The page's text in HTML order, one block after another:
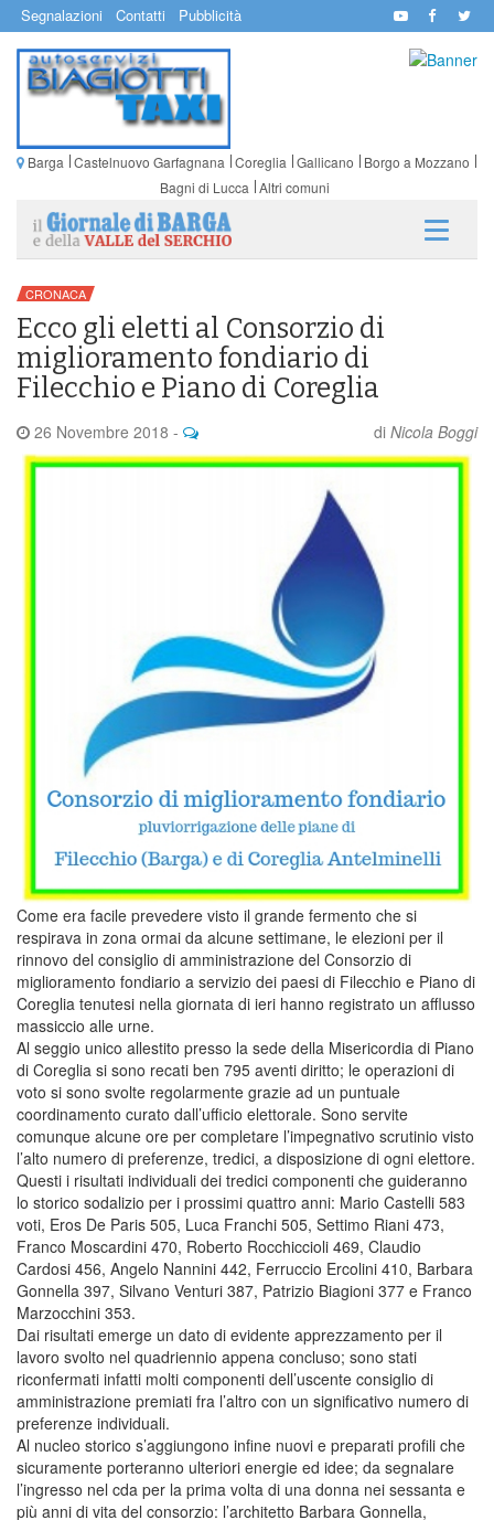
Segnalazioni Contatti Pubblicità
Barga Castelnuovo Garfagnana Coreglia Gallicano
Borgo a Mozzano
Bagni di Lucca Altri comuni
CRONACA
Ecco gli eletti al Consorzio di
miglioramento fondiario di
Filecchio e Piano di Coreglia
26 Novembre 2018 - di Nicola Boggi
Come era facile prevedere visto il grande fermento che si
respirava in zona ormai da alcune settimane, le elezioni per il
rinnovo del consiglio di amministrazione del Consorzio di
miglioramento fondiario a servizio dei paesi di Filecchio e Piano di
Coreglia tenutesi nella giornata di ieri hanno registrato un afflusso
massiccio alle urne.
Al seggio unico allestito presso la sede della Misericordia di Piano
di Coreglia si sono recati ben 795 aventi diritto; le operazioni di
voto si sono svolte regolarmente grazie ad un puntuale
coordinamento curato dall’ufficio elettorale. Sono servite
comunque alcune ore per completare l’impegnativo scrutinio visto
l’alto numero di preferenze, tredici, a disposizione di ogni elettore.
Questi i risultati individuali dei tredici componenti che guideranno
lo storico sodalizio per i prossimi quattro anni: Mario Castelli 583
voti, Eros De Paris 505, Luca Franchi 505, Settimo Riani 473,
Franco Moscardini 470, Roberto Rocchiccioli 469, Claudio
Cardosi 456, Angelo Nannini 442, Ferruccio Ercolini 410, Barbara
Gonnella 397, Silvano Venturi 387, Patrizio Biagioni 377 e Franco
Marzocchini 353.
Dai risultati emerge un dato di evidente apprezzamento per il
lavoro svolto nel quadriennio appena concluso; sono stati
riconfermati infatti molti componenti dell’uscente consiglio di
amministrazione premiati fra l’altro con un significativo numero di
preferenze individuali.
Al nucleo storico s’aggiungono infine nuovi e preparati profili che
sicuramente porteranno ulteriori energie ed idee; da segnalare
l’ingresso nel cda per la prima volta di una donna nei sessanta e
più anni di vita del consorzio: l’architetto Barbara Gonnella,